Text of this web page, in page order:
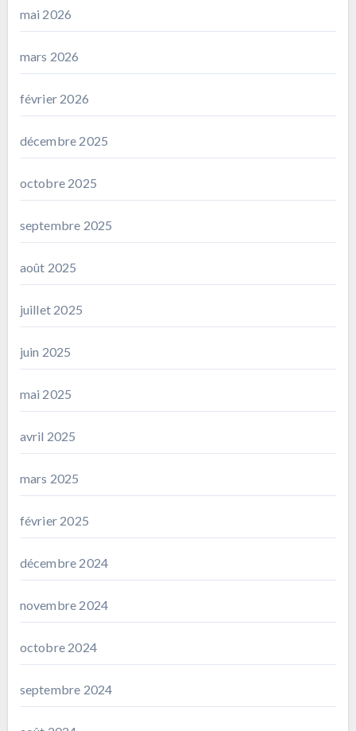
mai 2026
mars 2026
février 2026
décembre 2025
octobre 2025
septembre 2025
août 2025
juillet 2025
juin 2025
mai 2025
avril 2025
mars 2025
février 2025
décembre 2024
novembre 2024
octobre 2024
septembre 2024